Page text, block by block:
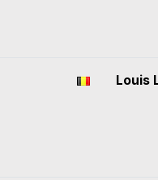
Louis